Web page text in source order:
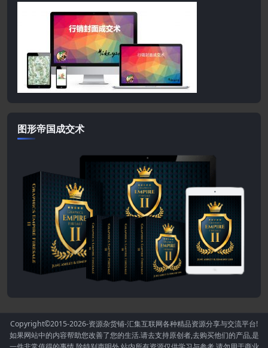
图形帝国成交术
Copyright©2015-2026-资源杂货铺-汇集互联网各种精品资源分享与交流平台!
如果网站中的内容帮助您改善了您的生活.请去支持原创者,去购买他们的产品,是